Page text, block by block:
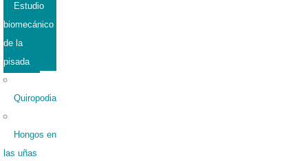
Estudio
biomecánico
de la
pisada
Quiropodia
Hongos en
las uñas